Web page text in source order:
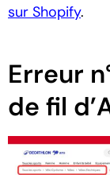
sur Shopify.
Erreur
de fil